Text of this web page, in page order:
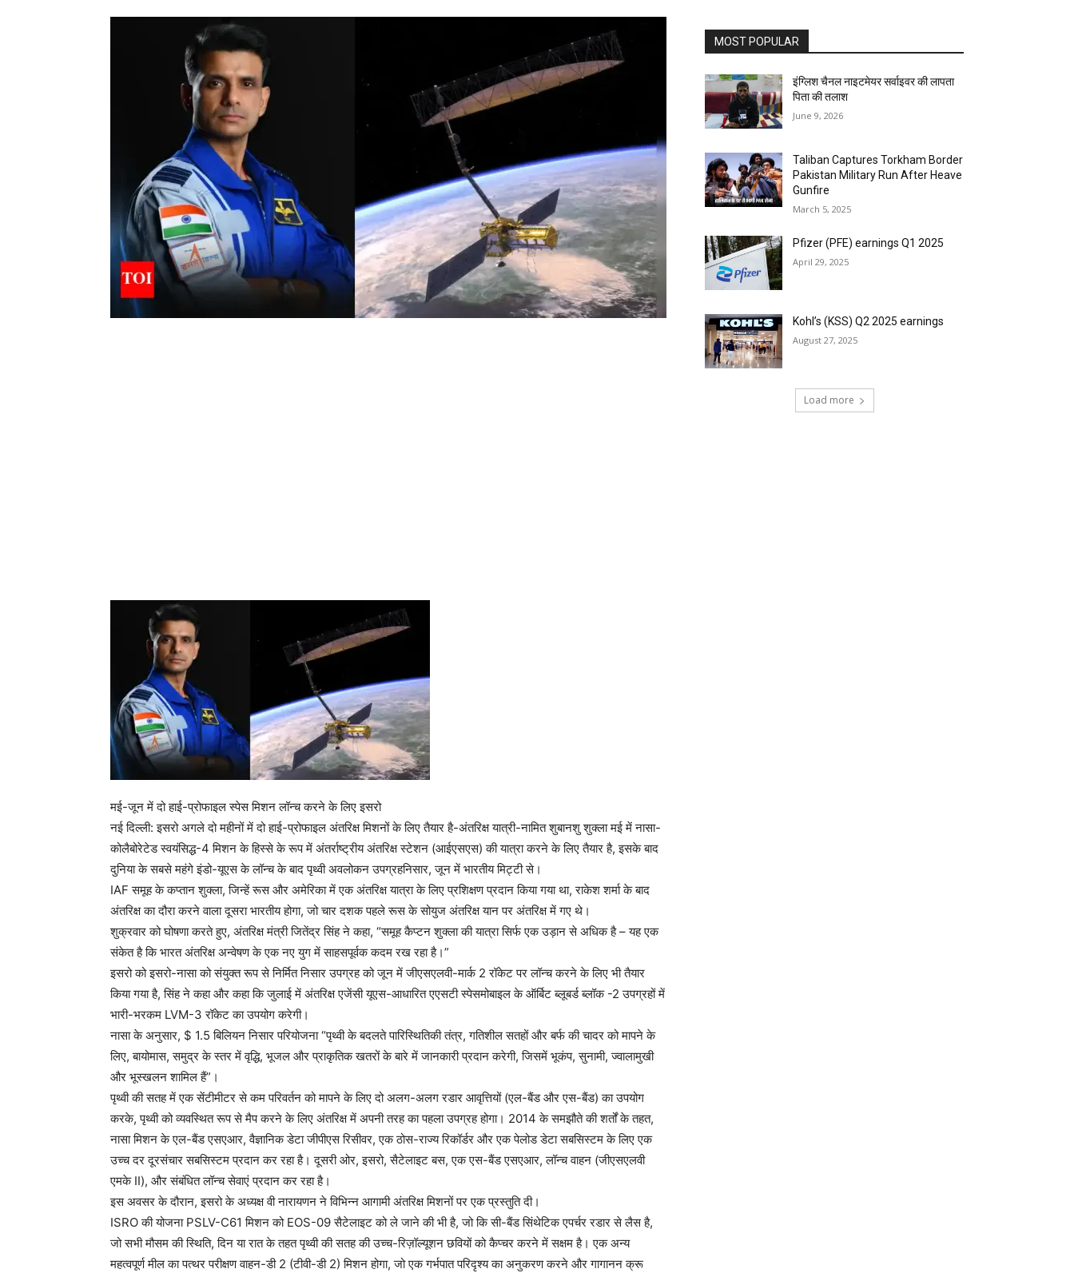
मई-जून में दो हाई-प्रोफाइल स्पेस मिशन लॉन्च करने के लिए इसरो
नई दिल्ली: इसरो अगले दो महीनों में दो हाई-प्रोफाइल अंतरिक्ष मिशनों के लिए तैयार है-अंतरिक्ष यात्री-नामित शुबानशु शुक्ला मई में नासा-
कोलैबोरेटेड स्वयंसिद्ध-4 मिशन के हिस्से के रूप में अंतर्राष्ट्रीय अंतरिक्ष स्टेशन (आईएसएस) की यात्रा करने के लिए तैयार है, इसके बाद
दुनिया के सबसे महंगे इंडो-यूएस के लॉन्च के बाद पृथ्वी अवलोकन उपग्रहनिसार, जून में भारतीय मिट्टी से।
IAF समूह के कप्तान शुक्ला, जिन्हें रूस और अमेरिका में एक अंतरिक्ष यात्रा के लिए प्रशिक्षण प्रदान किया गया था, राकेश शर्मा के बाद
अंतरिक्ष का दौरा करने वाला दूसरा भारतीय होगा, जो चार दशक पहले रूस के सोयुज अंतरिक्ष यान पर अंतरिक्ष में गए थे।
शुक्रवार को घोषणा करते हुए, अंतरिक्ष मंत्री जितेंद्र सिंह ने कहा, “समूह कैप्टन शुक्ला की यात्रा सिर्फ एक उड़ान से अधिक है – यह एक
संकेत है कि भारत अंतरिक्ष अन्वेषण के एक नए युग में साहसपूर्वक कदम रख रहा है।”
इसरो को इसरो-नासा को संयुक्त रूप से निर्मित निसार उपग्रह को जून में जीएसएलवी-मार्क 2 रॉकेट पर लॉन्च करने के लिए भी तैयार
किया गया है, सिंह ने कहा और कहा कि जुलाई में अंतरिक्ष एजेंसी यूएस-आधारित एएसटी स्पेसमोबाइल के ऑर्बिट ब्लूबर्ड ब्लॉक -2 उपग्रहों में
भारी-भरकम LVM-3 रॉकेट का उपयोग करेगी।
नासा के अनुसार, $ 1.5 बिलियन निसार परियोजना “पृथ्वी के बदलते पारिस्थितिकी तंत्र, गतिशील सतहों और बर्फ की चादर को मापने के
लिए, बायोमास, समुद्र के स्तर में वृद्धि, भूजल और प्राकृतिक खतरों के बारे में जानकारी प्रदान करेगी, जिसमें भूकंप, सुनामी, ज्वालामुखी
और भूस्खलन शामिल हैं”।
पृथ्वी की सतह में एक सेंटीमीटर से कम परिवर्तन को मापने के लिए दो अलग-अलग रडार आवृत्तियों (एल-बैंड और एस-बैंड) का उपयोग
करके, पृथ्वी को व्यवस्थित रूप से मैप करने के लिए अंतरिक्ष में अपनी तरह का पहला उपग्रह होगा। 2014 के समझौते की शर्तों के तहत,
नासा मिशन के एल-बैंड एसएआर, वैज्ञानिक डेटा जीपीएस रिसीवर, एक ठोस-राज्य रिकॉर्डर और एक पेलोड डेटा सबसिस्टम के लिए एक
उच्च दर दूरसंचार सबसिस्टम प्रदान कर रहा है। दूसरी ओर, इसरो, सैटेलाइट बस, एक एस-बैंड एसएआर, लॉन्च वाहन (जीएसएलवी
एमके II), और संबंधित लॉन्च सेवाएं प्रदान कर रहा है।
इस अवसर के दौरान, इसरो के अध्यक्ष वी नारायणन ने विभिन्न आगामी अंतरिक्ष मिशनों पर एक प्रस्तुति दी।
ISRO की योजना PSLV-C61 मिशन को EOS-09 सैटेलाइट को ले जाने की भी है, जो कि सी-बैंड सिंथेटिक एपर्चर रडार से लैस है,
जो सभी मौसम की स्थिति, दिन या रात के तहत पृथ्वी की सतह की उच्च-रिज़ॉल्यूशन छवियों को कैप्चर करने में सक्षम है। एक अन्य
महत्वपूर्ण मील का पत्थर परीक्षण वाहन-डी 2 (टीवी-डी 2) मिशन होगा, जो एक गर्भपात परिदृश्य का अनुकरण करने और गागानन क्रू
MOST POPULAR
इंग्लिश चैनल नाइटमेयर सर्वाइवर की लापता
पिता की तलाश
June 9, 2026
Taliban Captures Torkham Border
Pakistan Military Run After Heave
Gunfire
March 5, 2025
Pfizer (PFE) earnings Q1 2025
April 29, 2025
Kohl’s (KSS) Q2 2025 earnings
August 27, 2025
Load more